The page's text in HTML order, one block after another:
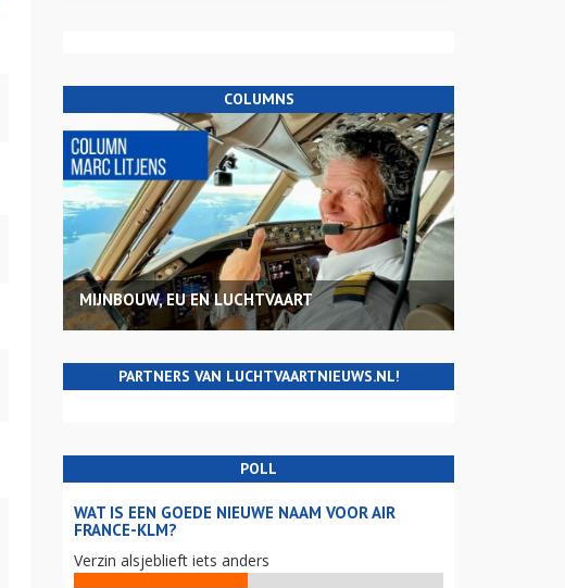
COLUMNS
MIJNBOUW, EU EN LUCHTVAART
PARTNERS VAN LUCHTVAARTNIEUWS.NL!
POLL
WAT IS EEN GOEDE NIEUWE NAAM VOOR AIR
FRANCE-KLM?
Verzin alsjeblieft iets anders